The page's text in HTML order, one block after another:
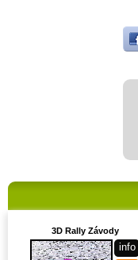
3D Rally Závody
info